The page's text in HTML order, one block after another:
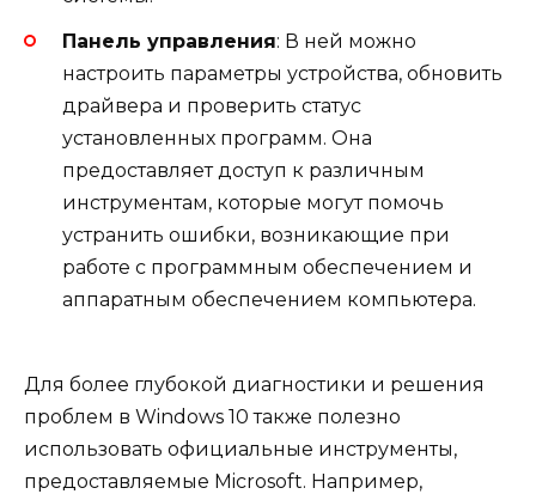
Панель управления: В ней можно
настроить параметры устройства, обновить
драйвера и проверить статус
установленных программ. Она
предоставляет доступ к различным
инструментам, которые могут помочь
устранить ошибки, возникающие при
работе с программным обеспечением и
аппаратным обеспечением компьютера.
Для более глубокой диагностики и решения
проблем в Windows 10 также полезно
использовать официальные инструменты,
предоставляемые Microsoft. Например,